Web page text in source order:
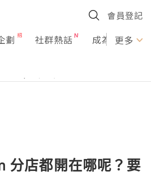
會員登記
劃 社群熱話 成為U更多
店都開在哪呢？要